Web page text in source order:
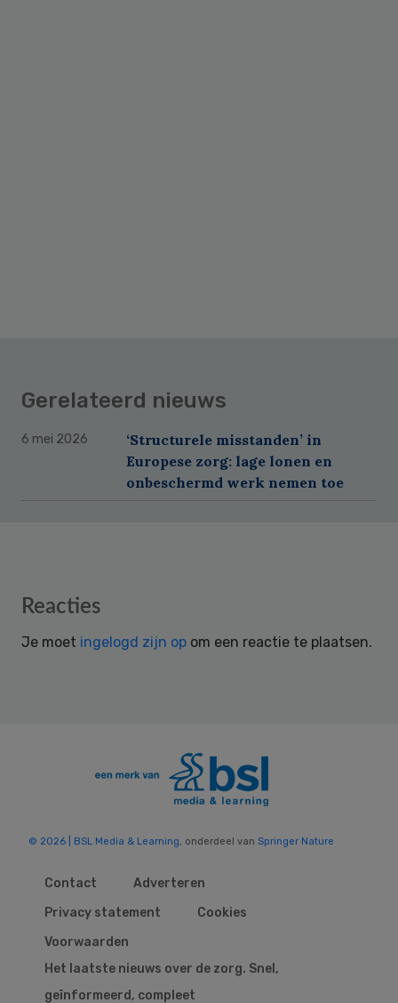
Gerelateerd nieuws
6 mei 2026
‘Structurele misstanden’ in
Europese zorg: lage lonen en
onbeschermd werk nemen toe
Reader
Reacties
Je moet ingelogd zijn op om een reactie te plaatsen.
© 2026 | BSL Media & Learning, onderdeel van Springer Nature
Contact
Adverteren
Privacy statement
Cookies
Voorwaarden
Het laatste nieuws over de zorg. Snel,
geïnformeerd, compleet